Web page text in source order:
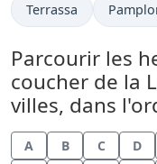
Terrassa
Parcourir les
coucher de la
villes, dans
A B C D